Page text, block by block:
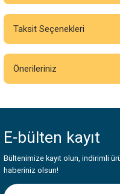
Bu ürüne
Taksit Seçenekleri
Önerileriniz
Görüş ve önerileriniz için
Ürün resmi kalitesiz, bozuk
Ürün açıklamasında eksik
E-bülten kayıt
Bültenimize kayıt olun, indirimli
haberiniz olsun!